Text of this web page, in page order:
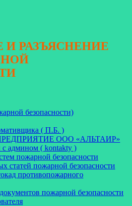
РАЗЪЯСНЕНИЕ
безопасности)
( П.Б. )
ООО «АЛЬТАИР»
с админом ( kontakty )
пожарной безопасности
статей пожарной безопасности
противопожарного
пожарной безопасности